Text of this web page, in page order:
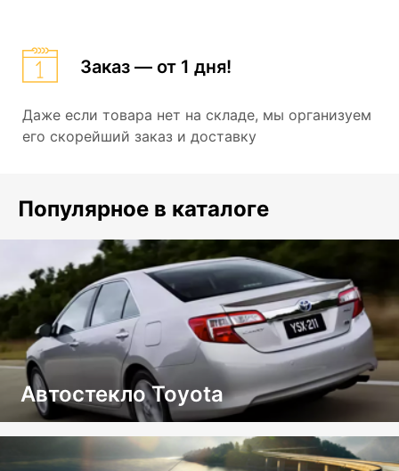
Заказ — от 1 дня!
Даже если товара нет на складе, мы организуем
его скорейший заказ и доставку
Популярное в каталоге
Автостекло Toyota